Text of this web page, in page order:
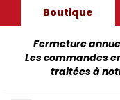
Boutique
Fermeture
Les commandes
traitées à